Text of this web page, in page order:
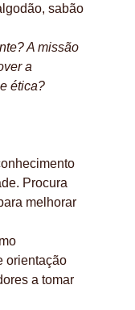
sabão
A missão
a
ética?
Procura
melhorar
orientação
a tomar